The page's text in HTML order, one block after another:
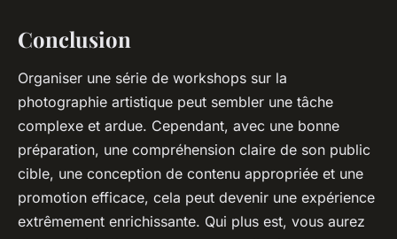
Conclusion
Organiser une série de workshops sur la
photographie artistique peut sembler une tâche
complexe et ardue. Cependant, avec une bonne
préparation, une compréhension claire de son public
cible, une conception de contenu appropriée et une
promotion efficace, cela peut devenir une expérience
extrêmement enrichissante. Qui plus est, vous aurez